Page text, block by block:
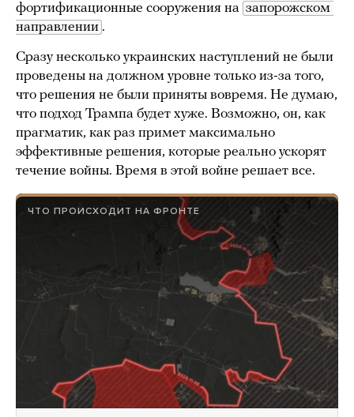
фортификационные сооружения на запорожском
направлении .
Сразу несколько украинских наступлений не были
проведены на должном уровне только из-за того,
что решения не были приняты вовремя. Не думаю,
что подход Трампа будет хуже. Возможно, он, как
прагматик, как раз примет максимально
эффективные решения, которые реально ускорят
течение войны. Время в этой войне решает все.
ЧТО ПРОИСХОДИТ НА ФРОНТЕ